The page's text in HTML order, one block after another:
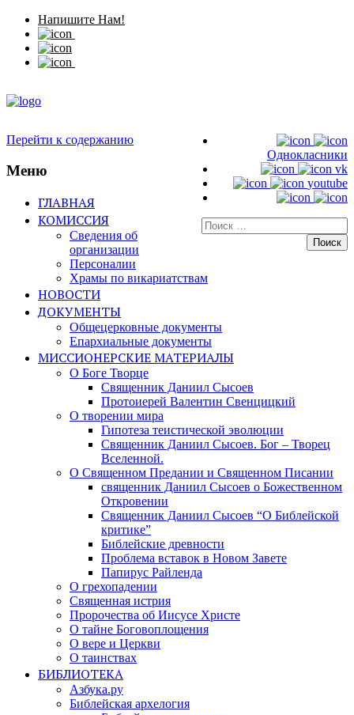
Напишите Нам!
Однокласники
vk
youtube
Искать:
Перейти к содержанию
Меню
ГЛАВНАЯ
КОМИССИЯ
Сведения об
организации
Персоналии
Храмы по викариатствам
НОВОСТИ
ДОКУМЕНТЫ
Общецерковные документы
Епархиальные документы
МИССИОНЕРСКИЕ МАТЕРИАЛЫ
О Боге Творце
Священник Даниил Сысоев
Протоиерей Валентин Свенцицкий
О творении мира
Гипотеза теистической эволюции
Священник Даниил Сысоев. Бог – Творец
Вселенной.
О Священном Предании и Священном Писании
священник Даниил Сысоев о Божественном
Откровении
Священник Даниил Сысоев “О Библейской
критике”
Библейские древности
Проблема вставок в Новом Завете
Папирус Райленда
О грехопадении
Священная истрия
Пророчества об Иисусе Христе
О тайне Боговоплощения
О вере и Церкви
О таинствах
БИБЛИОТЕКА
Азбука.ру
Библейская архелогия